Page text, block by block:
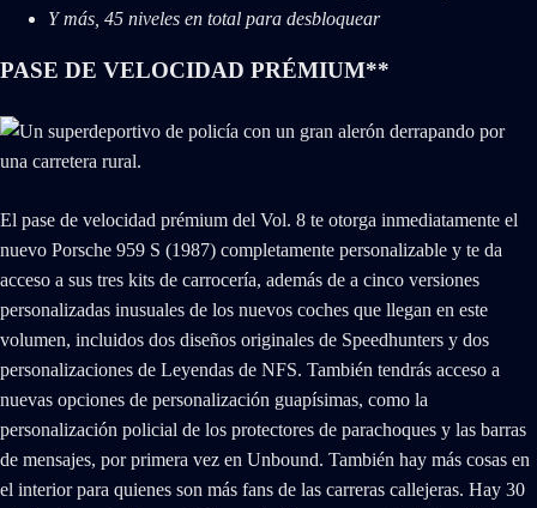
Y más, 45 niveles en total para desbloquear
PASE DE VELOCIDAD PRÉMIUM**
El pase de velocidad prémium del Vol. 8 te otorga inmediatamente el
nuevo Porsche 959 S (1987) completamente personalizable y te da
acceso a sus tres kits de carrocería, además de a cinco versiones
personalizadas inusuales de los nuevos coches que llegan en este
volumen, incluidos dos diseños originales de Speedhunters y dos
personalizaciones de Leyendas de NFS. También tendrás acceso a
nuevas opciones de personalización guapísimas, como la
personalización policial de los protectores de parachoques y las barras
de mensajes, por primera vez en Unbound. También hay más cosas en
el interior para quienes son más fans de las carreras callejeras. Hay 30